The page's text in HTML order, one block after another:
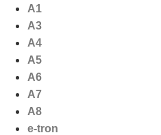
naar
inhoud
A1
A3
A4
A5
A6
A7
A8
e-tron